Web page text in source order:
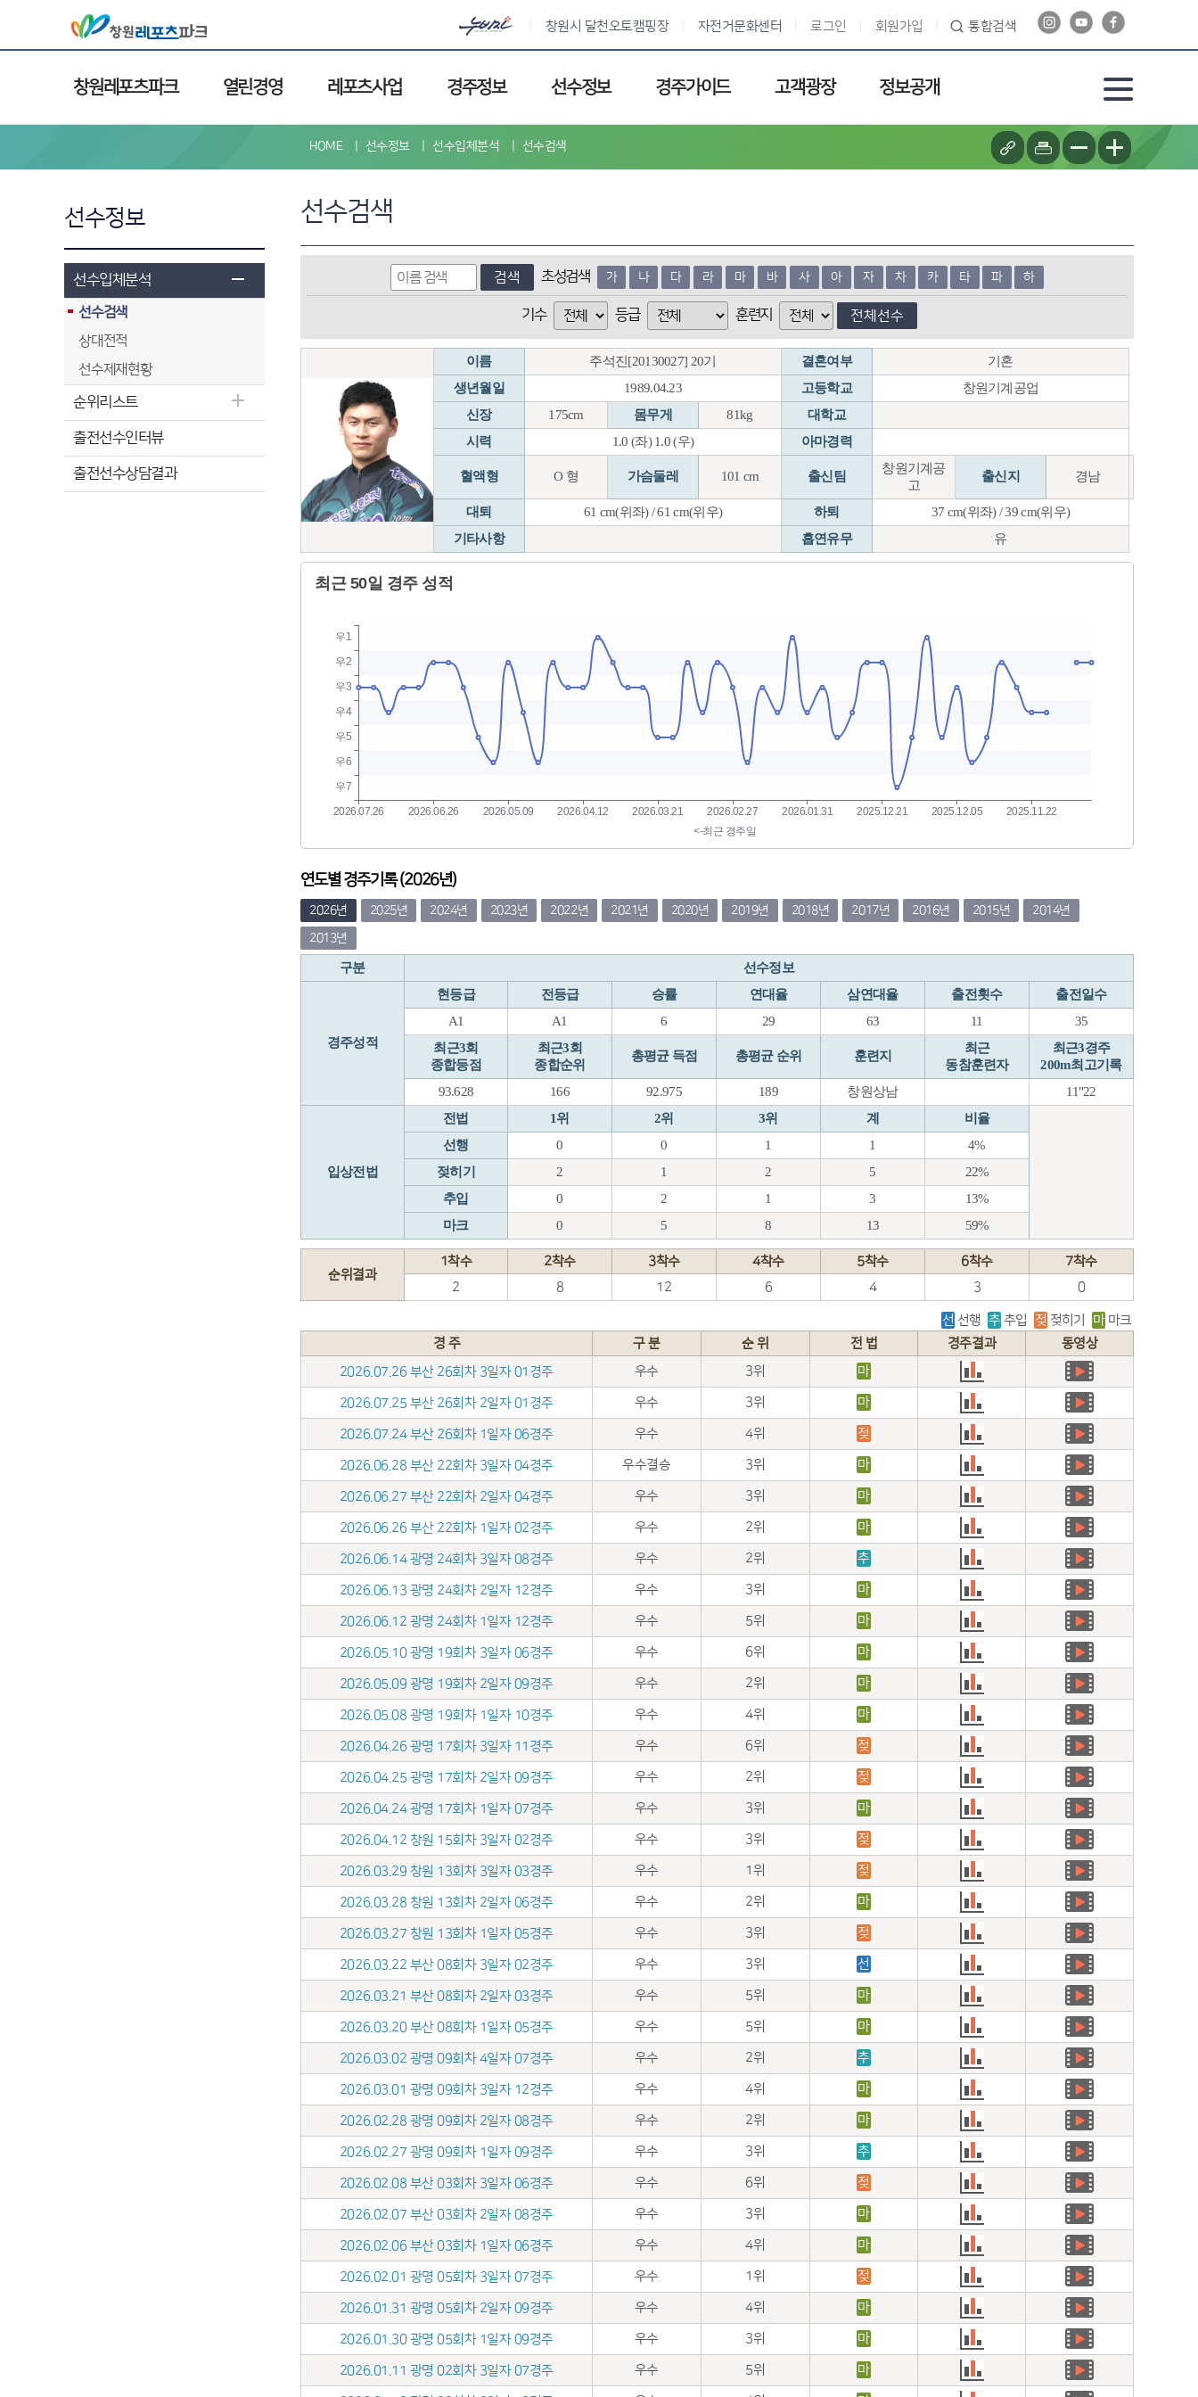
창원시 달천오토캠핑장 자전거문화센터 로그인 회원가입 통합검색
창원레포츠파크 열린경영 레포츠사업 경주정보 선수정보 경주가이드 고객광장 정보공개
선수정보
선수입체분석
선수검색
상대전적
선수제재현황
순위리스트
출전선수인터뷰
출전선수상담결과
HOME 선수정보 선수입체분석 선수검색
선수검색
검색 초성검색 가 나 다 라 마 바 사 아 자 차 카 타 파 하
기수 등급 훈련지 전체선수
이름 주석진[20130027] 20기 결혼여부
기혼
생년월일
1989.04.23 고등학교
창원기계공업
신장
175cm 몸무게 81kg
대학교
시력
1.0 (좌) 1.0 (우) 아마경력
혈액형 O 형 가슴둘레 101 cm 출신팀
창원기계공
고
출신지 경남
대퇴 61 cm(위좌) / 61 cm(위우) 하퇴
37 cm(위좌) / 39 cm(위우)
기타사항
흡연유무 유
연도별 경주기록 (2026년)
2026년 2025년 2024년 2023년 2022년 2021년 2020년 2019년 2018년 2017년 2016년 2015년
2014년
2013년
구분 선수정보
경주성적
현등급 전등급 승률 연대율 삼연대율 출전횟수
출전일수
A1
A1 6 29 63 11
35
최근3회
종합등점
최근3회
종합순위
총평균 득점 총평균 순위 훈련지
최근
동참훈련자
최근3경주
200m최고기록
93.628
166 92.975 189 창원상남 11"22
입상전법
전법 1위 2위 3위 계
비율
선행
0 0 1 1
4%
젖히기
2 1 2 5
22%
추입
0 2 1 3
13%
마크
0 5 8 13 59%
순위결과
1착수 2착수 3착수 4착수 5착수 6착수
7착수
2
8 12 6 4 3 0
선 선행 추 추입 젖 젖히기 마 마크
경 주
구 분 순 위 전 법 경주결과
동영상
2026.07.26 부산 26회차 3일자 01경주
우수 3위 마
2026.07.25 부산 26회차 2일자 01경주 우수 3위 마
2026.07.24 부산 26회차 1일자 06경주 우수 4위 젖
2026.06.28 부산 22회차 3일자 04경주 우수결승 3위 마
2026.06.27 부산 22회차 2일자 04경주 우수 3위 마
2026.06.26 부산 22회차 1일자 02경주 우수 2위 마
2026.06.14 광명 24회차 3일자 08경주 우수 2위 추
2026.06.13 광명 24회차 2일자 12경주 우수 3위 마
2026.06.12 광명 24회차 1일자 12경주 우수 5위 마
2026.05.10 광명 19회차 3일자 06경주 우수 6위 마
2026.05.09 광명 19회차 2일자 09경주 우수 2위 마
2026.05.08 광명 19회차 1일자 10경주 우수 4위 마
2026.04.26 광명 17회차 3일자 11경주 우수 6위 젖
2026.04.25 광명 17회차 2일자 09경주 우수 2위 젖
2026.04.24 광명 17회차 1일자 07경주 우수 3위 마
2026.04.12 창원 15회차 3일자 02경주 우수 3위 젖
2026.03.29 창원 13회차 3일자 03경주 우수 1위 젖
2026.03.28 창원 13회차 2일자 06경주 우수 2위 마
2026.03.27 창원 13회차 1일자 05경주 우수 3위 젖
2026.03.22 부산 08회차 3일자 02경주 우수 3위 선
2026.03.21 부산 08회차 2일자 03경주 우수 5위 마
2026.03.20 부산 08회차 1일자 05경주 우수 5위 마
2026.03.02 광명 09회차 4일자 07경주 우수 2위 추
2026.03.01 광명 09회차 3일자 12경주 우수 4위 마
2026.02.28 광명 09회차 2일자 08경주 우수 2위 마
2026.02.27 광명 09회차 1일자 09경주 우수 3위 추
2026.02.08 부산 03회차 3일자 06경주 우수 6위 젖
2026.02.07 부산 03회차 2일자 08경주 우수 3위 마
2026.02.06 부산 03회차 1일자 06경주 우수 4위 마
2026.02.01 광명 05회차 3일자 07경주 우수 1위 젖
2026.01.31 광명 05회차 2일자 09경주 우수 4위 마
2026.01.30 광명 05회차 1일자 09경주 우수 3위 마
2026.01.11 광명 02회차 3일자 07경주 우수 5위 마